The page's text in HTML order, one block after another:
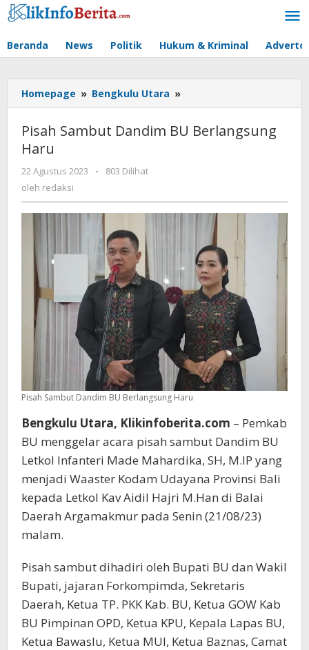
Lewati
ke
Beranda News Politik Hukum & Kriminal
Homepage » Bengkulu Utara »
Sambut
BU
Pisah Sambut Dandim BU Berlangsung
Haru
22 Agustus 2023
oleh
-
803 Dilihat
oleh redaksi
Pisah Sambut Dandim BU Berlangsung Haru
Bengkulu Utara, Klikinfoberita.com – Pemkab
BU menggelar acara pisah sambut Dandim BU
Letkol Infanteri Made Mahardika, SH, M.IP yang
menjadi Waaster Kodam Udayana Provinsi Bali
kepada Letkol Kav Aidil Hajri M.Han di Balai
Daerah Argamakmur pada Senin (21/08/23)
malam.
Pisah sambut dihadiri oleh Bupati BU dan Wakil
Bupati, jajaran Forkompimda, Sekretaris
Daerah, Ketua TP. PKK Kab. BU, Ketua GOW Kab
BU Pimpinan OPD, Ketua KPU, Kepala Lapas BU,
Ketua Bawaslu, Ketua MUI, Ketua Baznas, Camat